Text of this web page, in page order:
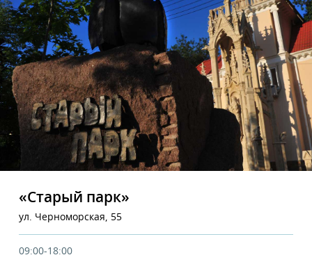
«Старый парк»
ул. Черноморская, 55
09:00-18:00